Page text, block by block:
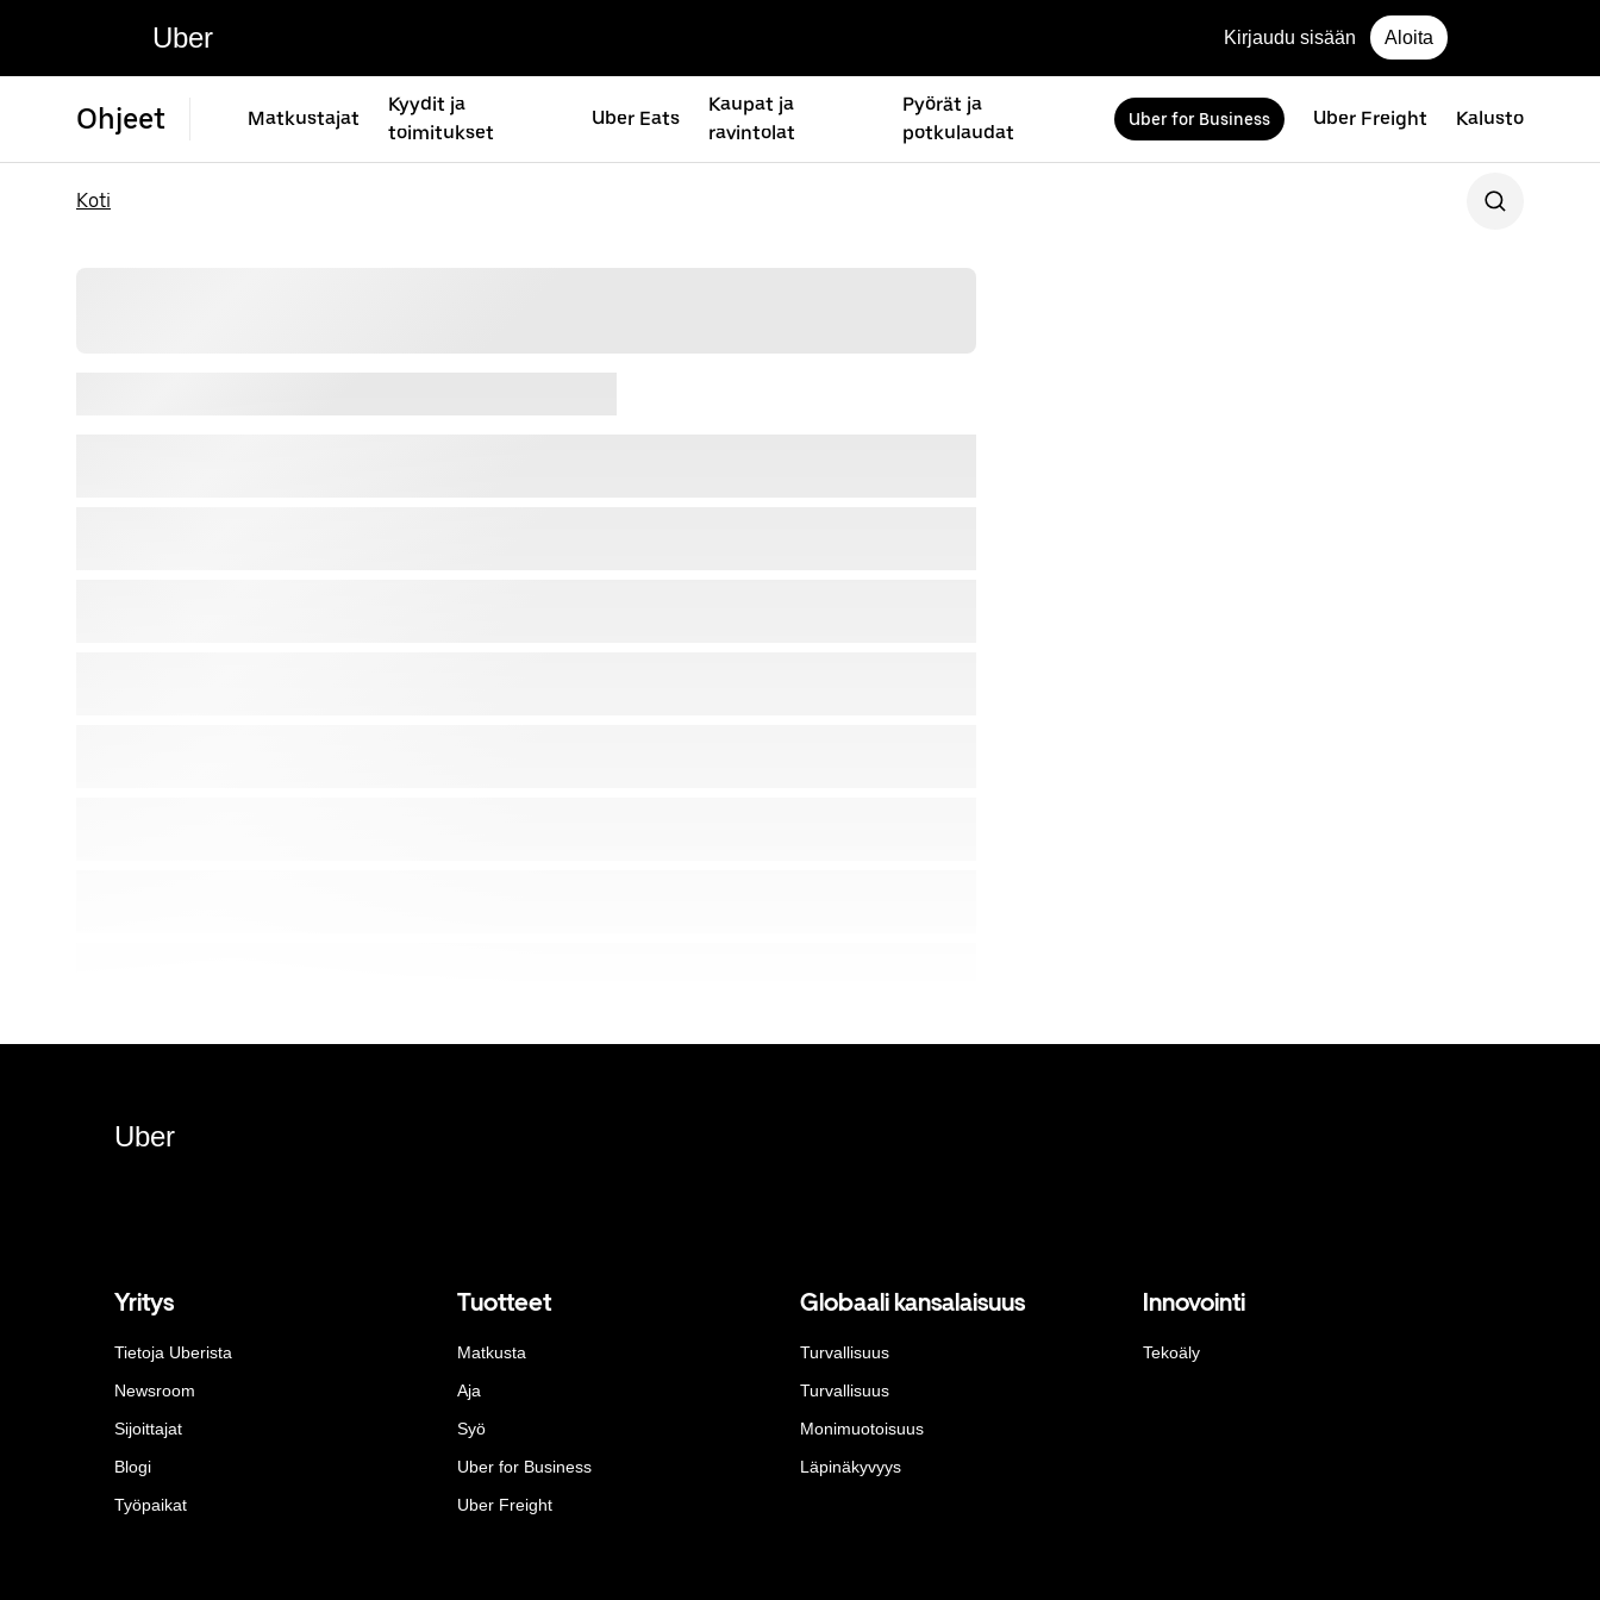
Uber Kirjaudu sisään Aloita
Ohjeet Matkustajat
Kyydit ja
toimitukset
Uber Eats
Kaupat ja
ravintolat
Pyörät ja
potkulaudat
Uber for Business Uber Freight Kalusto
Koti
Uber
Yritys
Tietoja Uberista
Newsroom
Sijoittajat
Blogi
Työpaikat
Tuotteet
Matkusta
Aja
Syö
Uber for Business
Uber Freight
Globaali kansalaisuus
Turvallisuus
Turvallisuus
Monimuotoisuus
Läpinäkyvyys
Innovointi
Tekoäly